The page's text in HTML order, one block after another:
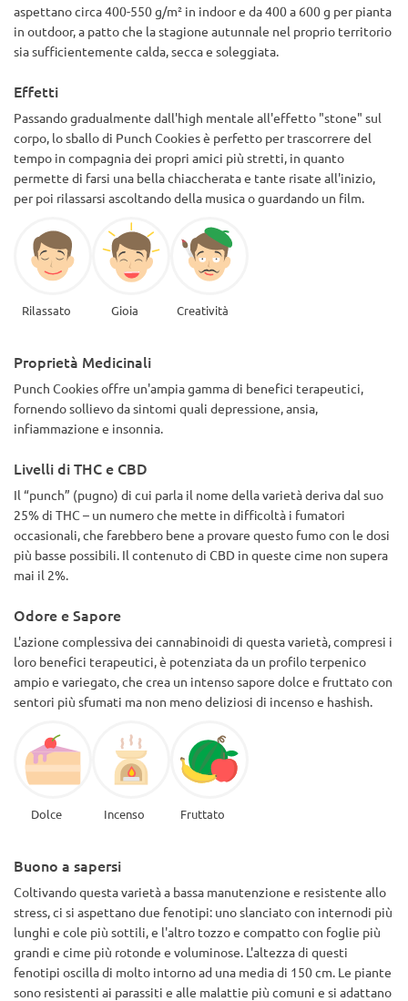
aspettano circa 400-550 g/m² in indoor e da 400 a 600 g per pianta
in outdoor, a patto che la stagione autunnale nel proprio territorio
sia sufficientemente calda, secca e soleggiata.
Effetti
Passando gradualmente dall'high mentale all'effetto "stone" sul
corpo, lo sballo di Punch Cookies è perfetto per trascorrere del
tempo in compagnia dei propri amici più stretti, in quanto
permette di farsi una bella chiaccherata e tante risate all'inizio,
per poi rilassarsi ascoltando della musica o guardando un film.
Rilassato Gioia Creatività
Proprietà Medicinali
Punch Cookies offre un'ampia gamma di benefici terapeutici,
fornendo sollievo da sintomi quali depressione, ansia,
infiammazione e insonnia.
Livelli di THC e CBD
Il “punch” (pugno) di cui parla il nome della varietà deriva dal suo
25% di THC – un numero che mette in difficoltà i fumatori
occasionali, che farebbero bene a provare questo fumo con le dosi
più basse possibili. Il contenuto di CBD in queste cime non supera
mai il 2%.
Odore e Sapore
L'azione complessiva dei cannabinoidi di questa varietà, compresi i
loro benefici terapeutici, è potenziata da un profilo terpenico
ampio e variegato, che crea un intenso sapore dolce e fruttato con
sentori più sfumati ma non meno deliziosi di incenso e hashish.
Dolce Incenso Fruttato
Buono a sapersi
Coltivando questa varietà a bassa manutenzione e resistente allo
stress, ci si aspettano due fenotipi: uno slanciato con internodi più
lunghi e cole più sottili, e l'altro tozzo e compatto con foglie più
grandi e cime più rotonde e voluminose. L'altezza di questi
fenotipi oscilla di molto intorno ad una media di 150 cm. Le piante
sono resistenti ai parassiti e alle malattie più comuni e si adattano